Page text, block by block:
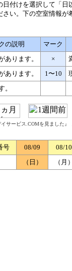
日付けを選択して「日
さい。下の空室情報が
の説明
マーク
あります。 ×
あります。 1〜10
。
サービス.COMを見ました
号 08/09
08/10
（日）
（月